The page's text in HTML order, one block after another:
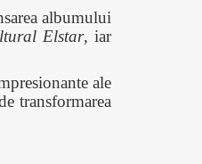
albumului
Elstar, iar
ale
transformarea